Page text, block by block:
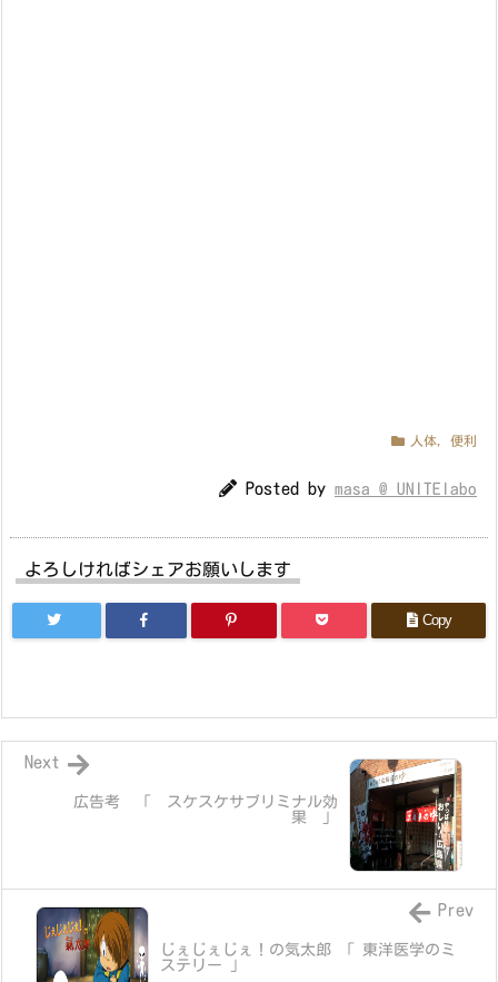
人体, 便利
Posted by masa @ UNITElabo
よろしければシェアお願いします
Copy
広告考 「 スケスケサブリミナル効
果 」
Next
じぇじぇじぇ！の気太郎 「 東洋医学のミ
ステリー 」
Prev